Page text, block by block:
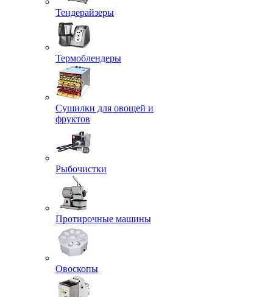
Тендерайзеры
Термоблендеры
Сушилки для овощей и
фруктов
Рыбочистки
Протирочные машины
Овоскопы